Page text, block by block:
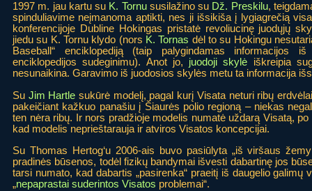
1997 m. jau kartu su K. Tornususilažino su Dž. Preskilu,
spinduliavime neįmanoma aptikti, nes ji išsikiša į lygiagrečią
konferencijoje Dubline Hokingas pristatė revoliucinę juodųjų
jiedu su K. Tornu klydo (nors K. Tornas dėl to su Hokingu
Baseball“ enciklopediją (taip palygindamas informacijos
enciklopedijos sudeginimu). Anot jo, juodoji skylė iškreipia
nesunaikina. Garavimo iš juodosios skylės metu ta informacija
Su Jim Hartle sukūrė modelį, pagal kurį Visata neturi ribų
pakeičiant kažkuo panašiu į Šiaurės polio regioną – niekas
ten nėra ribų. Ir nors pradžioje modelis numatė uždarą Visatą,
kad modelis neprieštarauja ir atviros Visatos koncepcijai.
Su Thomas Hertog‘u 2006-ais buvo pasiūlyta „iš viršaus
pradinės būsenos, todėl fizikų bandymai išvesti dabartinę jos
tarsi numato, kad dabartis „pasirenka“ praeitį iš daugelio galimų
„nepaprastai suderintos Visatos problemai“.